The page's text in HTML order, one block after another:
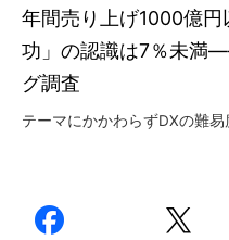
年間売り上げ1000億
功」の認識は7％未満
グ調査
テーマにかかわらずDXの難易